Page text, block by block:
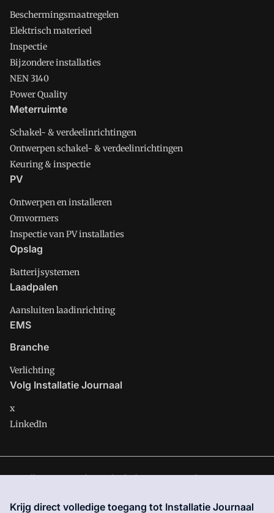
Beschermingsmaatregelen
Elektrisch materieel
Inspectie
Bijzondere installaties
NEN 3140
Power Quality
Meterruimte
Schakel- & verdeelinrichtingen
Ontwerpen schakel- & verdeelinrichtingen
Keuring & inspectie
PV
Ontwerpen en installeren
Omvormers
Inspectie van PV installaties
Opslag
Batterijsystemen
Laadpalen
Aansluiten laadinrichting
EMS
Branche
Verlichting
Volg Installatie Journaal
x
LinkedIn
Installatie Journaal is onderdeel van VMN media. Lees inons
site zijn de volgende regelingen van toepassing:Algemene
Krijg direct volledige toegang tot Installatie Journaal